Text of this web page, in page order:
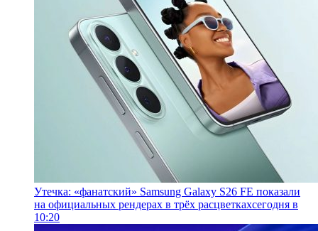
Утечка: «фанатский» Samsung Galaxy S26 FE показали
на официальных рендерах в трёх расцветкахсегодня в
10:20